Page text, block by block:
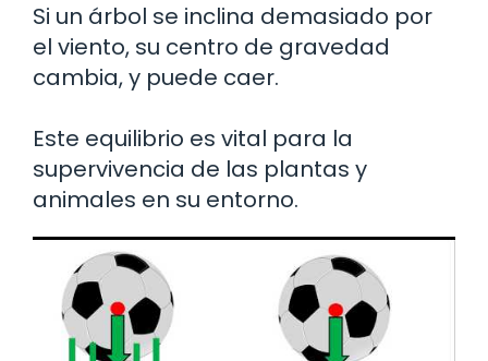
Si un árbol se inclina demasiado por
el viento, su centro de gravedad
cambia, y puede caer.
Este equilibrio es vital para la
supervivencia de las plantas y
animales en su entorno.